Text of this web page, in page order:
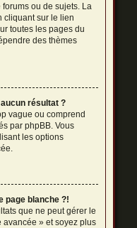
ou de sujets. La
cliquant sur le lien
toutes les pages du
des thèmes
résultat ?
vague ou comprend
par phpBB. Vous
les options
page blanche ?!
que ne peut gérer le
avancée » et soyez plus